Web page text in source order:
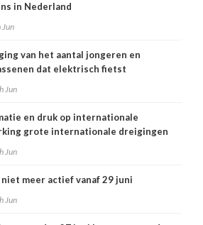
in Nederland
Jun
van het aantal jongeren en
dat elektrisch fietst
Jun
en druk op internationale
grote internationale dreigingen
Jun
meer actief vanaf 29 juni
Jun